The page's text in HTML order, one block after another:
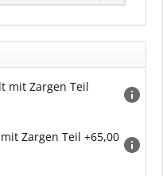
mit Zargen Teil
Zargen Teil +65,00